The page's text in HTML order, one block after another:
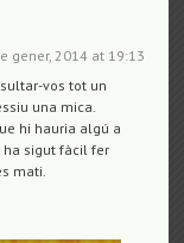
gener, 2014 at 19:13
vos tot un
una mica.
hi hauria algú a
ha sigut fàcil fer
mati.